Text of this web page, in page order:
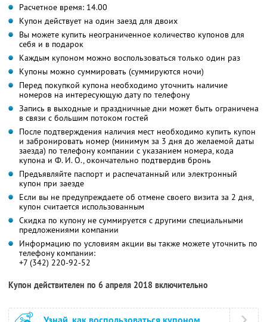
Расчетное время: 14.00
Купон действует на один заезд для двоих
Вы можете купить неограниченное количество купонов для
себя и в подарок
Каждым купоном можно воспользоваться только один раз
Купоны можно суммировать (суммируются ночи)
Перед покупкой купона необходимо уточнить наличие
номеров на интересующую дату по телефону
Запись в выходные и праздничные дни может быть ограничена
в связи с большим потоком гостей
После подтверждения наличия мест необходимо купить купон
и забронировать номер (минимум за 3 дня до желаемой даты
заезда) по телефону компании с указанием номера, кода
купона и Ф. И. О., окончательно подтвердив бронь
Предъявляйте паспорт и распечатанный или электронный
купон при заезде
Если вы не предупреждаете об отмене своего визита за 2 дня,
купон считается использованным
Скидка по купону не суммируется с другими специальными
предложениями компании
Информацию по условиям акции вы также можете уточнить по
телефону компании:
+7 (342) 220-92-52
Купон действителен по 6 апреля 2018 включительно